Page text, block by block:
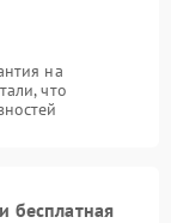
на
что
бесплатная